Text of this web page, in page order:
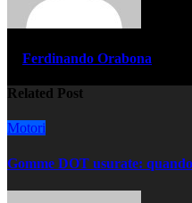
Ferdinando Orabona
Related Post
Motori
Gomme DOT usurate: